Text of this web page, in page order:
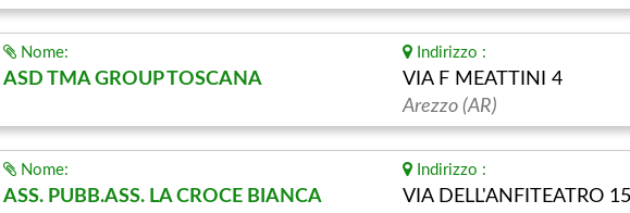
Nome:
ASD TMA GROUP TOSCANA
Indirizzo :
VIA F MEATTINI 4
Arezzo (AR)
Nome:
ASS. PUBB.ASS. LA CROCE BIANCA
Indirizzo :
VIA DELL'ANFITEATRO 15